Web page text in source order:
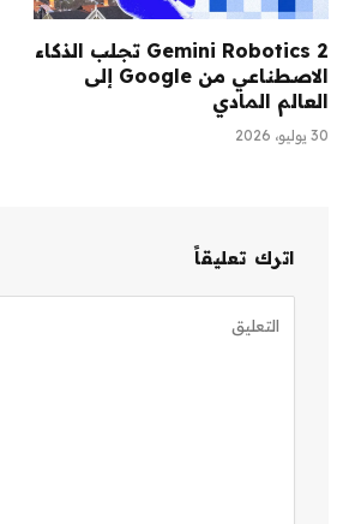
Gemini Robotics 2 تجلب الذكاء
الاصطناعي من Google إلى
العالم المادي
30 يوليو، 2026
اترك تعليقاً